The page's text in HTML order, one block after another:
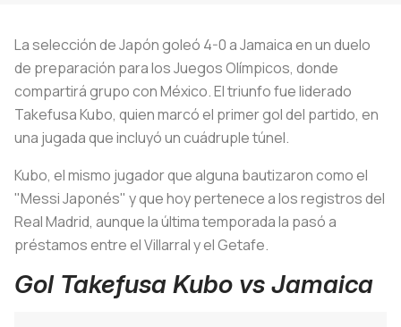
La selección de Japón goleó 4-0 a Jamaica en un duelo
de preparación para los Juegos Olímpicos, donde
compartirá grupo con México. El triunfo fue liderado
Takefusa Kubo, quien marcó el primer gol del partido, en
una jugada que incluyó un cuádruple túnel.
Kubo, el mismo jugador que alguna bautizaron como el
"Messi Japonés" y que hoy pertenece a los registros del
Real Madrid, aunque la última temporada la pasó a
préstamos entre el Villarral y el Getafe.
Gol Takefusa Kubo vs Jamaica